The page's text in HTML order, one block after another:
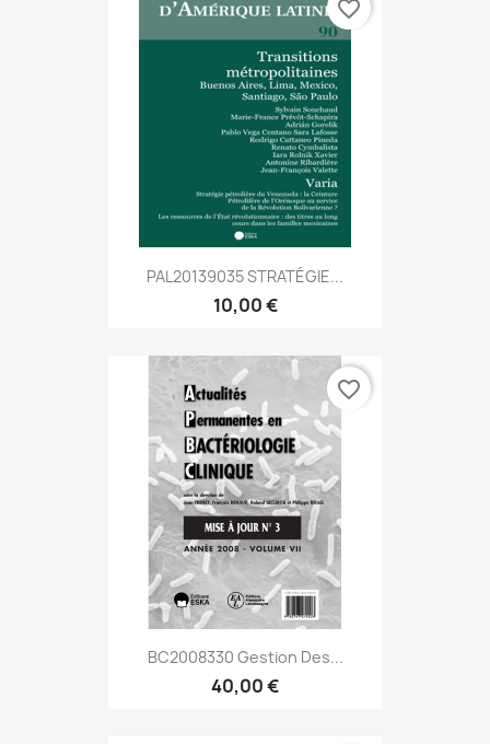
PAL20139035 STRATÉGIE...
10,00 €
favorite_border
BC2008330 Gestion Des...
40,00 €
favorite_border